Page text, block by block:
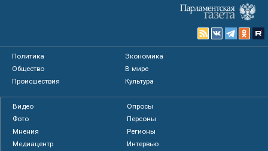
Политика
Экономика
Общество
В мире
Происшествия
Культура
Видео
Опросы
Фото
Персоны
Мнения
Регионы
Медиацентр
Интервью